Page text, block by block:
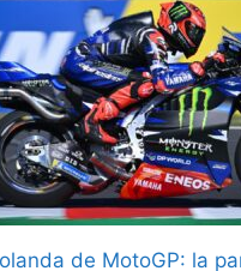
de MotoGP: la